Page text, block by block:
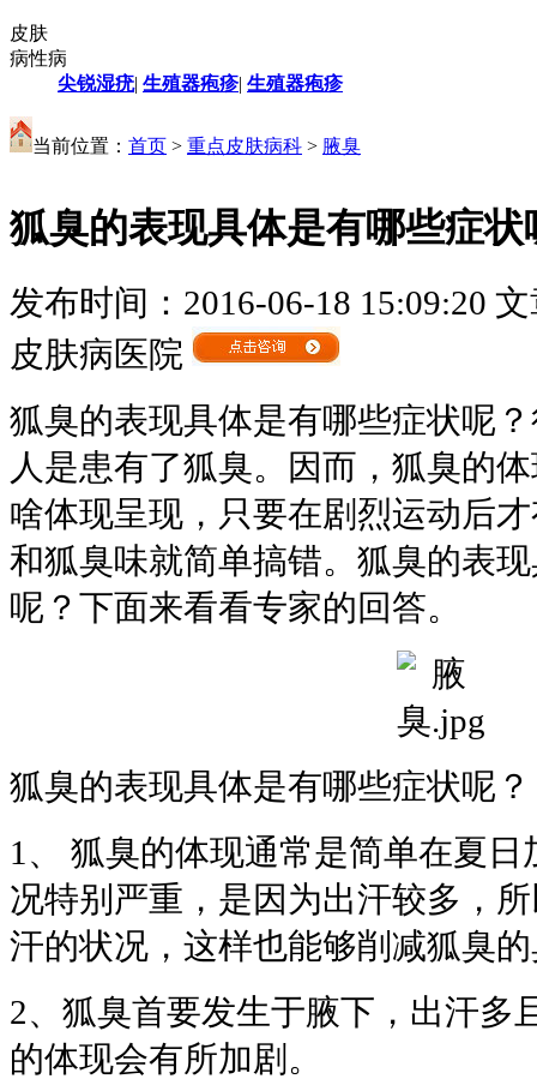
皮肤
病性病
尖锐湿疣| 生殖器疱疹| 生殖器疱疹
当前位置： 首页 > 重点皮肤病科 > 腋臭
狐臭的表现具体是有哪些症状
发布时间：2016-06-18 15:09:20 文
皮肤病医院
狐臭的表现具体是有哪些症状呢
人是患有了狐臭。因而，狐臭的
啥体现呈现，只要在剧烈运动后
和狐臭味就简单搞错。狐臭的表
呢？下面来看看专家的回答。
狐臭的表现具体是有哪些症状呢？
1、 狐臭的体现通常是简单在夏
况特别严重，是因为出汗较多，
汗的状况，这样也能够削减狐臭
2、狐臭首要发生于腋下，出汗多
的体现会有所加剧。